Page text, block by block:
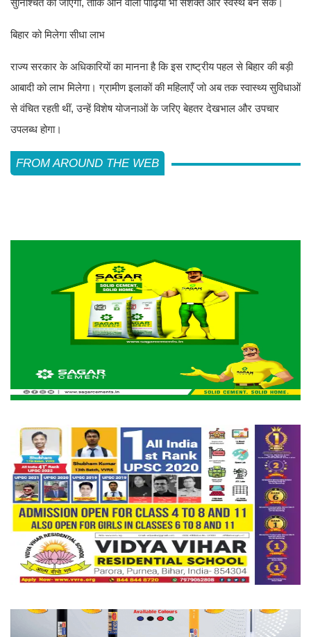
बिहार को मिलेगा सीधा लाभ
राज्य सरकार के अधिकारियों का मानना है कि इस राष्ट्रीय पहल से बिहार की बड़ी
आबादी को लाभ मिलेगा। ग्रामीण इलाकों की महिलाएँ जो अब तक स्वास्थ्य सुविधाओं
से वंचित रहती थीं, उन्हें विशेष योजनाओं के जरिए बेहतर देखभाल और उपचार
उपलब्ध होगा।
FROM AROUND THE WEB